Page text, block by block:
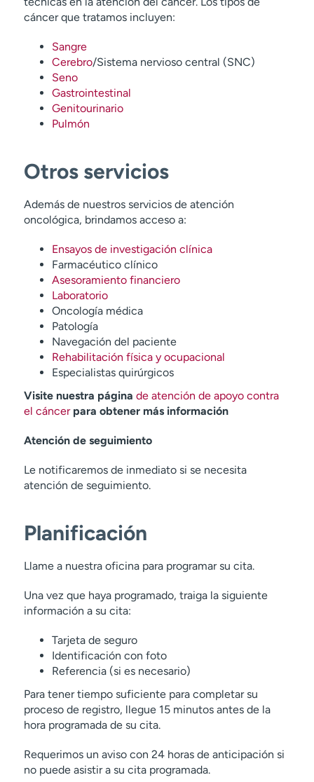
Visite esta página
cáncer que tratamos incluyen:
Sangre
Cerebro/Sistema nervioso central (SNC)
Seno
Gastrointestinal
Genitourinario
Pulmón
Otros servicios
Además de nuestros servicios de atención
oncológica, brindamos acceso a:
Ensayos de investigación clínica
Farmacéutico clínico
Asesoramiento financiero
Laboratorio
Oncología médica
Patología
Navegación del paciente
Rehabilitación física y ocupacional
Especialistas quirúrgicos
Visite nuestra página de atención de apoyo contra
el cáncerpara obtener más información
Atención de seguimiento
Le notificaremos de inmediato si se necesita
atención de seguimiento.
Planificación
Llame a nuestra oficina para programar su cita.
Una vez que haya programado, traiga la siguiente
información a su cita:
Tarjeta de seguro
Identificación con foto
Referencia (si es necesario)
Para tener tiempo suficiente para completar su
proceso de registro, llegue 15 minutos antes de la
hora programada de su cita.
Requerimos un aviso con 24 horas de anticipación si
no puede asistir a su cita programada.